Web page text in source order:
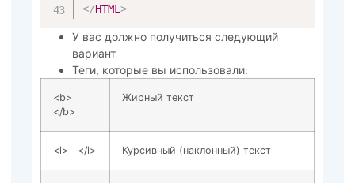
</HTML>
У вас должно получиться следующий
вариант
Теги, которые вы использовали:
<b>
</b>
Жирный текст
<i> </i> Курсивный (наклонный) текст